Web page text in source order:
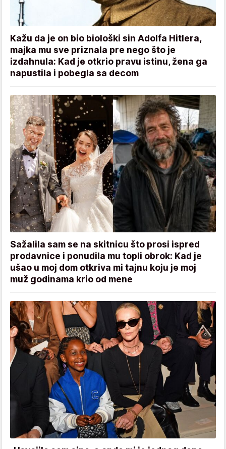
Kažu da je on bio biološki sin Adolfa Hitlera,
majka mu sve priznala pre nego što je
izdahnula: Kad je otkrio pravu istinu, žena ga
napustila i pobegla sa decom
Sažalila sam se na skitnicu što prosi ispred
prodavnice i ponudila mu topli obrok: Kad je
ušao u moj dom otkriva mi tajnu koju je moj
muž godinama krio od mene